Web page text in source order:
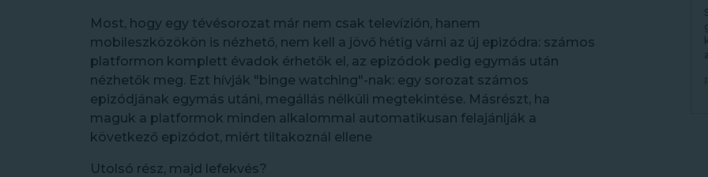
Most, hogy egy tévésorozat már nem csak televízión, hanem
mobileszközökön is nézhető, nem kell a jövő hétig várni az új epizódra: számos
platformon komplett évadok érhetők el, az epizódok pedig egymás után
nézhetők meg. Ezt hívják "binge watching"-nak: egy sorozat számos
epizódjának egymás utáni, megállás nélküli megtekintése. Másrészt, ha
maguk a platformok minden alkalommal automatikusan felajánlják a
következő epizódot, miért tiltakoznál ellene
Utolsó rész, majd lefekvés?